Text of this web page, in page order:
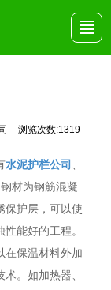
浏览次数:1319
水泥护栏公司
钢材为钢筋混凝
保护层，可以使
能好的工程。
在保温材料外加
。如加热器、